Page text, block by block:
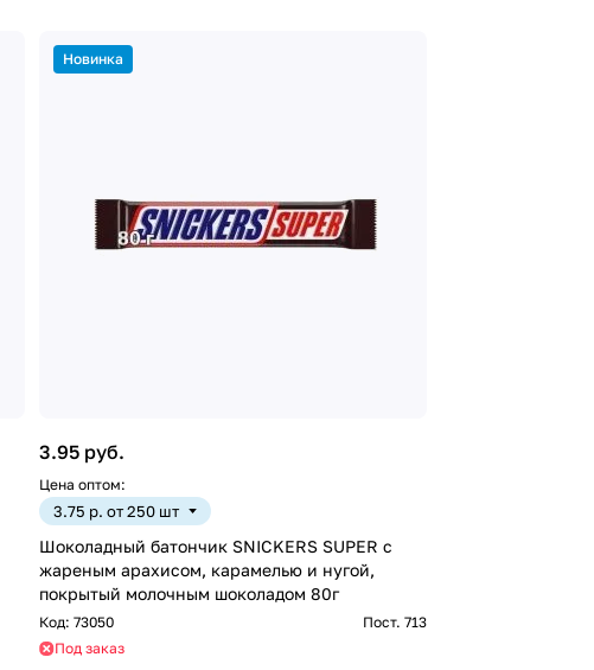
Новинка
3.95 руб.
Цена оптом:
3.75 р. от 250 шт
Шоколадный батончик SNICKERS SUPER с
жареным арахисом, карамелью и нугой,
покрытый молочным шоколадом 80г
Код: 73050
Пост. 713
Под заказ